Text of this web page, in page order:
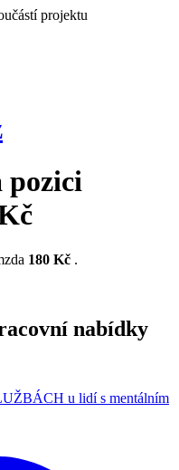
projektu
pozici
180 Kč .
nabídky
u lidí s mentálním